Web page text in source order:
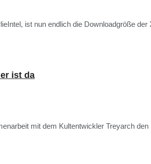
ist nun endlich die Downloadgröße
ist da
mit dem Kultentwickler Treyarch